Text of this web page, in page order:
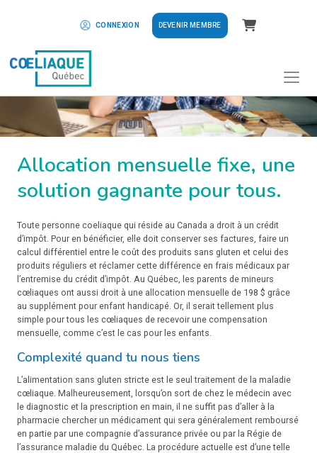
DEVENIR MEMBRE
CONNEXION Panier
Allocation mensuelle fixe, une
solution gagnante pour tous.
Toute personne coeliaque qui réside au Canada a droit à un crédit
d’impôt. Pour en bénéficier, elle doit conserver ses factures, faire un
calcul différentiel entre le coût des produits sans gluten et celui des
produits réguliers et réclamer cette différence en frais médicaux par
l’entremise du crédit d’impôt. Au Québec, les parents de mineurs
cœliaques ont aussi droit à une allocation mensuelle de 198 $ grâce
au supplément pour enfant handicapé. Or, il serait tellement plus
simple pour tous les cœliaques de recevoir une compensation
mensuelle, comme c’est le cas pour les enfants.
Complexité quand tu nous tiens
L’alimentation sans gluten stricte est le seul traitement de la maladie
cœliaque. Malheureusement, lorsqu’on sort de chez le médecin avec
le diagnostic et la prescription en main, il ne suffit pas d’aller à la
pharmacie chercher un médicament qui sera généralement remboursé
en partie par une compagnie d’assurance privée ou par la Régie de
l’assurance maladie du Québec. La procédure actuelle est d’une telle